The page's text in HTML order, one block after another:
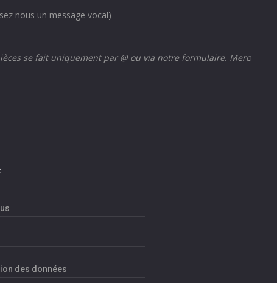
nous un message vocal)
se fait uniquement par @ ou via notre formulaire. Merci
des données